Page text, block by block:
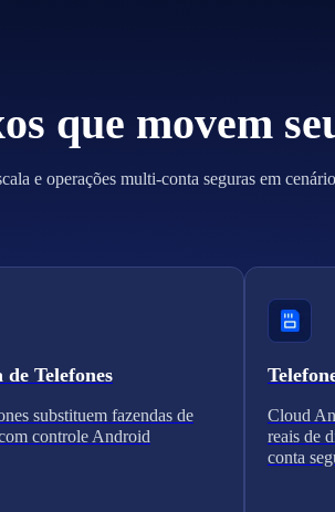
que movem
e operações multi-conta seguras em
de Telefones
substituem fazendas de
controle Android
Cloud
reais de
conta